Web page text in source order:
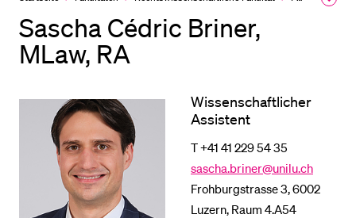
Sascha Cédric Briner,
MLaw, RA
Wissenschaftlicher
Assistent
T +41 41 229 54 35
sascha.briner@unilu.ch
Frohburgstrasse 3, 6002
Luzern, Raum 4.A54
Schulklassen und Lehrpersonen
Studien­interessierte
Studierende
Forschende
Mitarbeitende
Alumni
Stellensuchende
Förderer